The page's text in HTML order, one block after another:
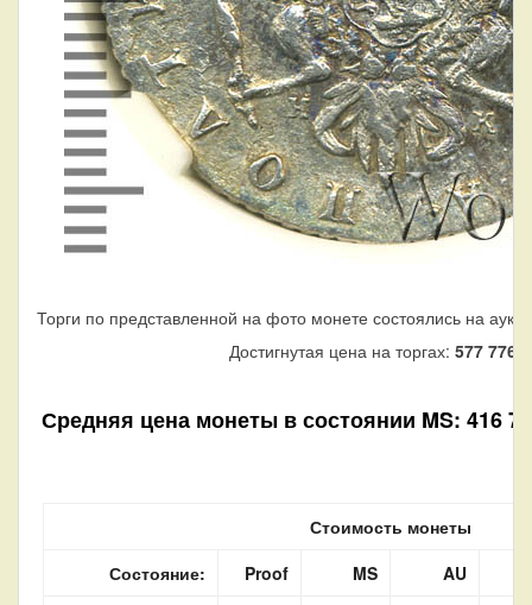
Торги по представленной на фото монете состоялись на
Достигнутая цена на торгах: 577 776
Средняя цена монеты в состоянии MS: 416
Стоимость монеты
Состояние:
Proof MS
AU